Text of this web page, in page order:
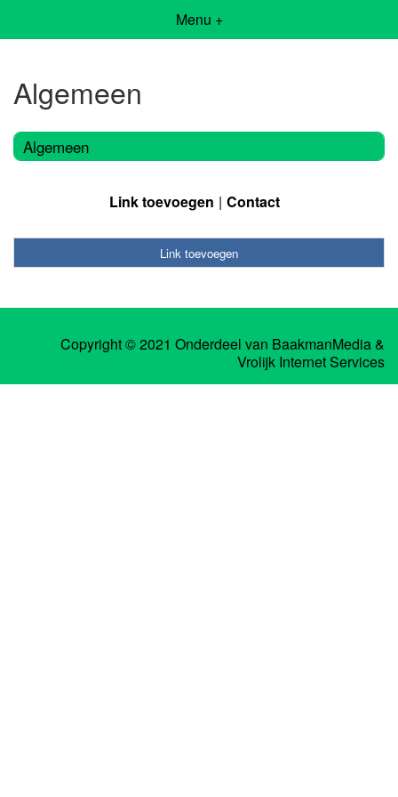
Menu +
Algemeen
Algemeen
Link toevoegen Contact
Link toevoegen
Copyright © 2021 Onderdeel van BaakmanMedia&
Vrolijk Internet Services